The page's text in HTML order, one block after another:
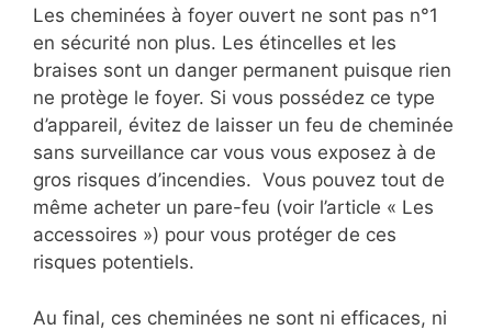
Les cheminées à foyer ouvert ne sont pas n°1
en sécurité non plus. Les étincelles et les
braises sont un danger permanent puisque rien
ne protège le foyer. Si vous possédez ce type
d’appareil, évitez de laisser un feu de cheminée
sans surveillance car vous vous exposez à de
gros risques d’incendies. Vous pouvez tout de
même acheter un pare-feu (voir l’article « Les
accessoires ») pour vous protéger de ces
risques potentiels.
Au final, ces cheminées ne sont ni efficaces, ni